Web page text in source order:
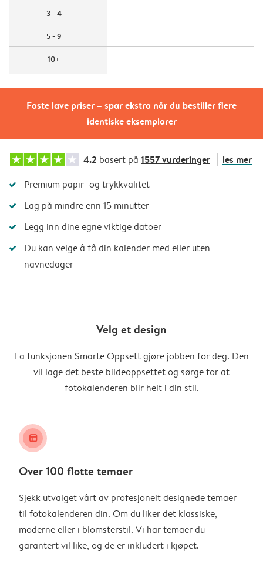
Faste lave priser – spar ekstra når du bestiller flere
identiske eksemplarer
3 - 4
5 - 9
10+
4.2 basert på 1557 vurderinger les mer
Premium papir- og trykkvalitet
Lag på mindre enn 15 minutter
Legg inn dine egne viktige datoer
Du kan velge å få din kalender med eller uten
navnedager
Velg et design
La funksjonen Smarte Oppsett gjøre jobben for deg. Den
vil lage det beste bildeoppsettet og sørge for at
fotokalenderen blir helt i din stil.
layout_alt
Over 100 flotte temaer
Sjekk utvalget vårt av profesjonelt designede temaer
til fotokalenderen din. Om du liker det klassiske,
moderne eller i blomsterstil. Vi har temaer du
garantert vil like, og de er inkludert i kjøpet.